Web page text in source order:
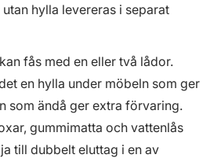
hylla levereras i separat
fås med en eller två lådor.
en hylla under möbeln som ger
som ändå ger extra förvaring.
gummimatta och vattenlås
till dubbelt eluttag i en av